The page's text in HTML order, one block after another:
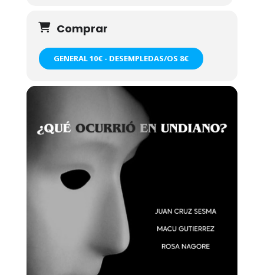
Comprar
GENERAL 10€ - DESEMPLEDAS/OS 8€